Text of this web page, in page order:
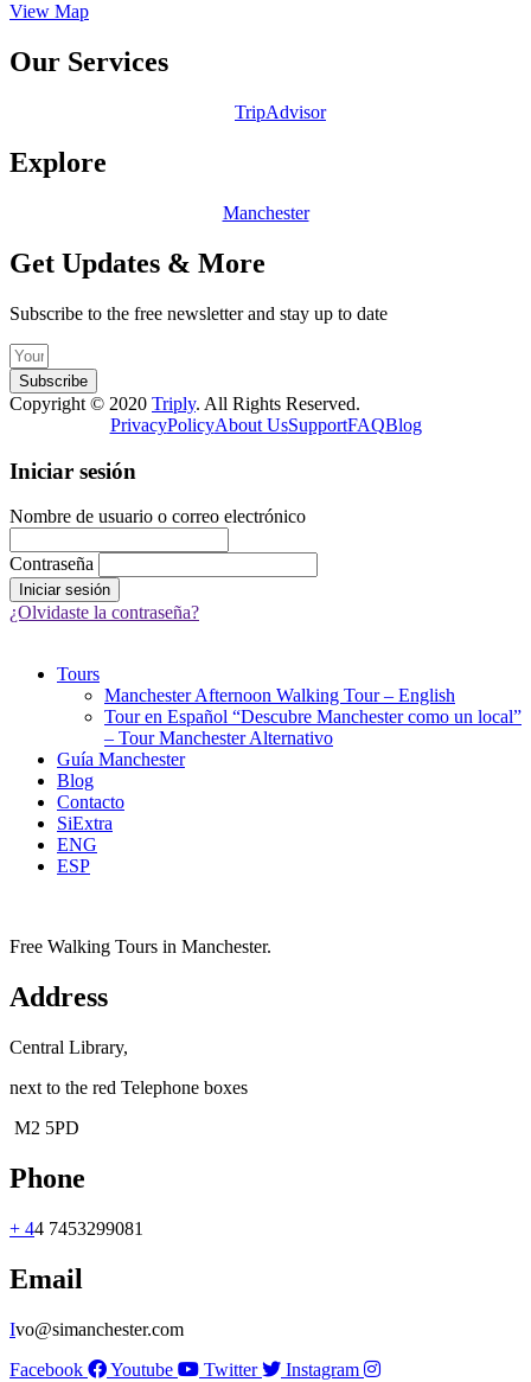
View Map
Our Services
TripAdvisor
Explore
Manchester
Get Updates & More
Subscribe to the free newsletter and stay up to date
Subscribe
Copyright © 2020 Triply. All Rights Reserved.
PrivacyPolicyAbout UsSupportFAQBlog
Iniciar sesión
Nombre de usuario o correo electrónico
Contraseña
¿Olvidaste la contraseña?
Tours
Manchester Afternoon Walking Tour – English
Tour en Español “Descubre Manchester como un local”
– Tour Manchester Alternativo
Guía Manchester
Blog
Contacto
SiExtra
ENG
ESP
Free Walking Tours in Manchester.
Address
Central Library,
next to the red Telephone boxes
M2 5PD
Phone
+ 44 7453299081
Email
Ivo@simanchester.com
Facebook
Youtube Twitter Instagram